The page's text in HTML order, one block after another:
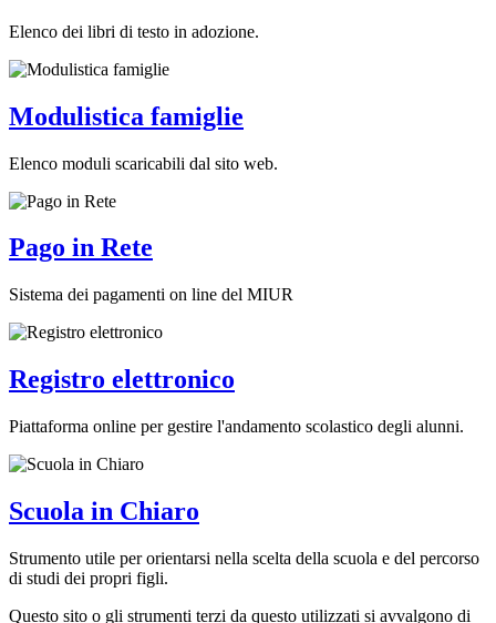
Elenco dei libri di testo in adozione.
Modulistica famiglie
Elenco moduli scaricabili dal sito web.
Pago in Rete
Sistema dei pagamenti on line del MIUR
Registro elettronico
Piattaforma online per gestire l'andamento scolastico degli alunni.
Scuola in Chiaro
Strumento utile per orientarsi nella scelta della scuola e del percorso
di studi dei propri figli.
Questo sito o gli strumenti terzi da questo utilizzati si avvalgono di